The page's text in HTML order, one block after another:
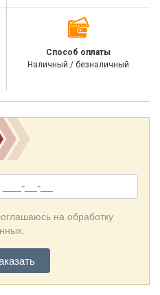
Способ оплаты
Наличный / безналичный
на обработку